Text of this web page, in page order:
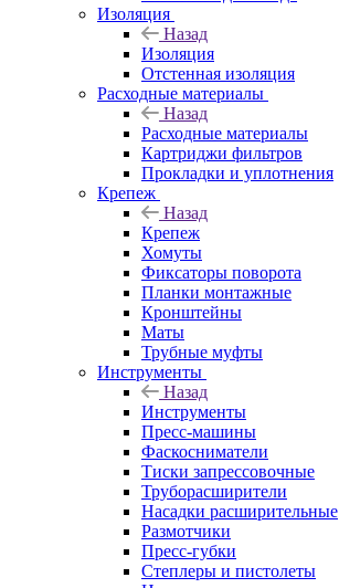
Изоляция
Назад
Изоляция
Отстенная изоляция
Расходные материалы
Назад
Расходные материалы
Картриджи фильтров
Прокладки и уплотнения
Крепеж
Назад
Крепеж
Хомуты
Фиксаторы поворота
Планки монтажные
Кронштейны
Маты
Трубные муфты
Инструменты
Назад
Инструменты
Пресс-машины
Фаскосниматели
Тиски запрессовочные
Труборасширители
Насадки расширительные
Размотчики
Пресс-губки
Степлеры и пистолеты